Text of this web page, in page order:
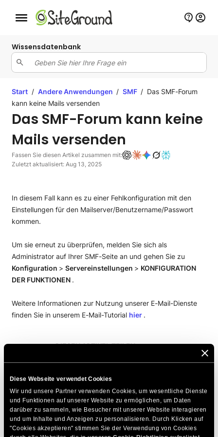
Diese Webseite verwendet Cookies
Wir und unsere Partner verwenden Cookies, um wesentliche Dienste
und Funktionen auf unserer Website zu ermöglichen, um Daten
darüber zu sammeln, wie Besucher mit unserer Website interagieren
und um Inhalte und Anzeigen zu personalisieren. Durch Klicken auf
"Cookies akzeptieren" stimmen Sie der Verwendung von Cookies
Schaltfläche Mobile Navigation
Wissensdatenbank
Start / Andere Anwendungen / SMF / Das SMF-Forum
kann keine Mails versenden
Das SMF-Forum kann keine
Mails versenden
Fassen Sie diesen Artikel zusammen mit:
Zuletzt aktualisiert: Aug 13, 2025
In diesem Fall kann es zu einer Fehlkonfiguration mit den
Einstellungen für den Mailserver/Benutzername/Passwort
kommen.
Um sie erneut zu überprüfen, melden Sie sich als
Administrator auf Ihrer SMF-Seite an und gehen Sie zu
Konfiguration > Servereinstellungen > KONFIGURATION
DER FUNKTIONEN .
Weitere Informationen zur Nutzung unserer E-Mail-Dienste
finden Sie in unserem E-Mail-Tutorial hier .
DIESEN ARTIKEL TEILEN
Zum Thema Passende Artikel